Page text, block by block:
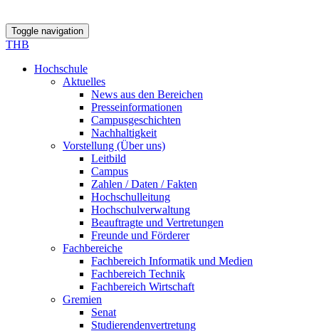
Toggle navigation
THB
Hochschule
Aktuelles
News aus den Bereichen
Presseinformationen
Campusgeschichten
Nachhaltigkeit
Vorstellung (Über uns)
Leitbild
Campus
Zahlen / Daten / Fakten
Hochschulleitung
Hochschulverwaltung
Beauftragte und Vertretungen
Freunde und Förderer
Fachbereiche
Fachbereich Informatik und Medien
Fachbereich Technik
Fachbereich Wirtschaft
Gremien
Senat
Studierendenvertretung